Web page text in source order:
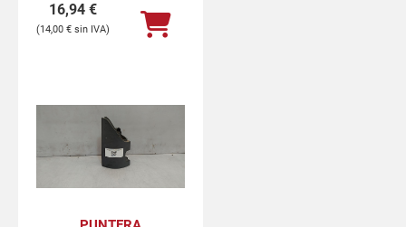
PROFESIONAL
16,94 €
14,00 €